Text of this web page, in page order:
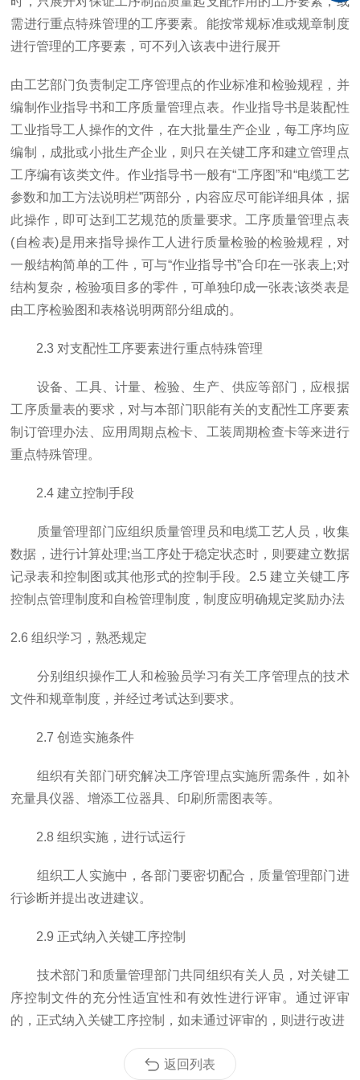
需进行重点特殊管理的工序要素。能按常规标准或规章制度
进行管理的工序要素，可不列入该表中进行展开
由工艺部门负责制定工序管理点的作业标准和检验规程，并
编制作业指导书和工序质量管理点表。作业指导书是装配性
工业指导工人操作的文件，在大批量生产企业，每工序均应
编制，成批或小批生产企业，则只在关键工序和建立管理点
工序编有该类文件。作业指导书一般有“工序图”和“电缆工艺
参数和加工方法说明栏”两部分，内容应尽可能详细具体，据
此操作，即可达到工艺规范的质量要求。工序质量管理点表
(自检表)是用来指导操作工人进行质量检验的检验规程，对
一般结构简单的工件，可与“作业指导书”合印在一张表上;对
结构复杂，检验项目多的零件，可单独印成一张表;该类表是
由工序检验图和表格说明两部分组成的。
2.3 对支配性工序要素进行重点特殊管理
设备、工具、计量、检验、生产、供应等部门，应根据
工序质量表的要求，对与本部门职能有关的支配性工序要素
制订管理办法、应用周期点检卡、工装周期检查卡等来进行
重点特殊管理。
2.4 建立控制手段
质量管理部门应组织质量管理员和电缆工艺人员，收集
数据，进行计算处理;当工序处于稳定状态时，则要建立数据
记录表和控制图或其他形式的控制手段。2.5 建立关键工序
控制点管理制度和自检管理制度，制度应明确规定奖励办法
2.6 组织学习，熟悉规定
分别组织操作工人和检验员学习有关工序管理点的技术
文件和规章制度，并经过考试达到要求。
2.7 创造实施条件
组织有关部门研究解决工序管理点实施所需条件，如补
充量具仪器、增添工位器具、印刷所需图表等。
2.8 组织实施，进行试运行
组织工人实施中，各部门要密切配合，质量管理部门进
行诊断并提出改进建议。
2.9 正式纳入关键工序控制
技术部门和质量管理部门共同组织有关人员，对关键工
序控制文件的充分性适宜性和有效性进行评审。通过评审
的，正式纳入关键工序控制，如未通过评审的，则进行改进
返回列表